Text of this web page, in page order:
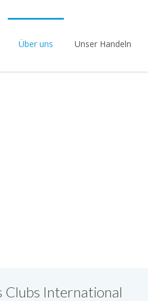
Über uns Unser Handeln
Clubs International